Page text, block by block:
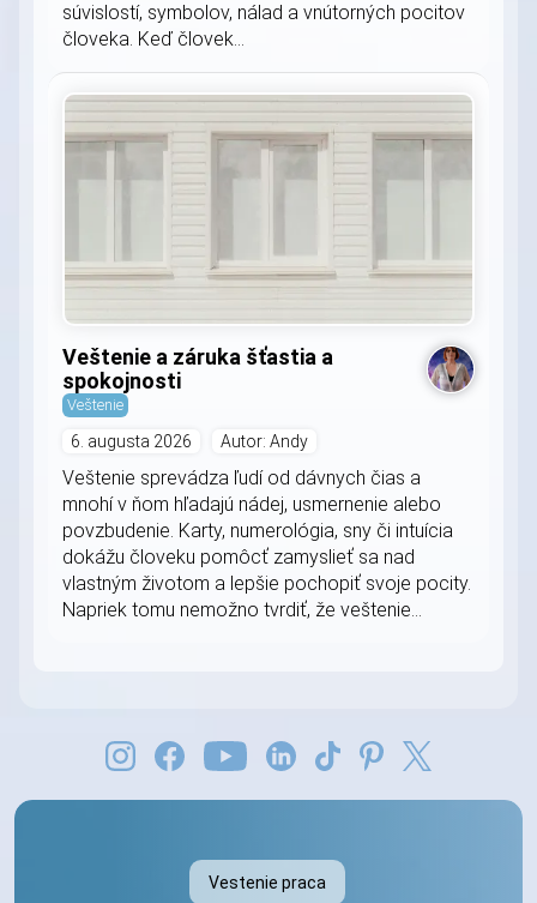
súvislostí, symbolov, nálad a vnútorných pocitov
človeka. Keď človek...
Veštenie a záruka šťastia a
spokojnosti
Veštenie
6. augusta 2026 Autor: Andy
Veštenie sprevádza ľudí od dávnych čias a
mnohí v ňom hľadajú nádej, usmernenie alebo
povzbudenie. Karty, numerológia, sny či intuícia
dokážu človeku pomôcť zamyslieť sa nad
vlastným životom a lepšie pochopiť svoje pocity.
Napriek tomu nemožno tvrdiť, že veštenie...
Vestenie praca